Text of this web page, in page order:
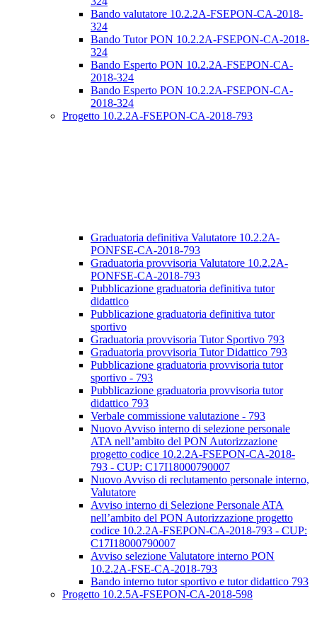
Bando valutatore 10.2.2A-FSEPON-CA-2018-
324
Bando Tutor PON 10.2.2A-FSEPON-CA-2018-
324
Bando Esperto PON 10.2.2A-FSEPON-CA-
2018-324
Bando Esperto PON 10.2.2A-FSEPON-CA-
2018-324
Progetto 10.2.2A-FSEPON-CA-2018-793
Graduatoria definitiva Valutatore 10.2.2A-
PONFSE-CA-2018-793
Graduatoria provvisoria Valutatore 10.2.2A-
PONFSE-CA-2018-793
Pubblicazione graduatoria definitiva tutor
didattico
Pubblicazione graduatoria definitiva tutor
sportivo
Graduatoria provvisoria Tutor Sportivo 793
Graduatoria provvisoria Tutor Didattico 793
Pubblicazione graduatoria provvisoria tutor
sportivo - 793
Pubblicazione graduatoria provvisoria tutor
didattico 793
Verbale commissione valutazione - 793
Nuovo Avviso interno di selezione personale
ATA nell’ambito del PON Autorizzazione
progetto codice 10.2.2A-FSEPON-CA-2018-
793 - CUP: C17I18000790007
Nuovo Avviso di reclutamento personale interno,
Valutatore
Avviso interno di Selezione Personale ATA
nell’ambito del PON Autorizzazione progetto
codice 10.2.2A-FSEPON-CA-2018-793 - CUP:
C17I18000790007
Avviso selezione Valutatore interno PON
10.2.2A-FSE-CA-2018-793
Bando interno tutor sportivo e tutor didattico 793
Progetto 10.2.5A-FSEPON-CA-2018-598